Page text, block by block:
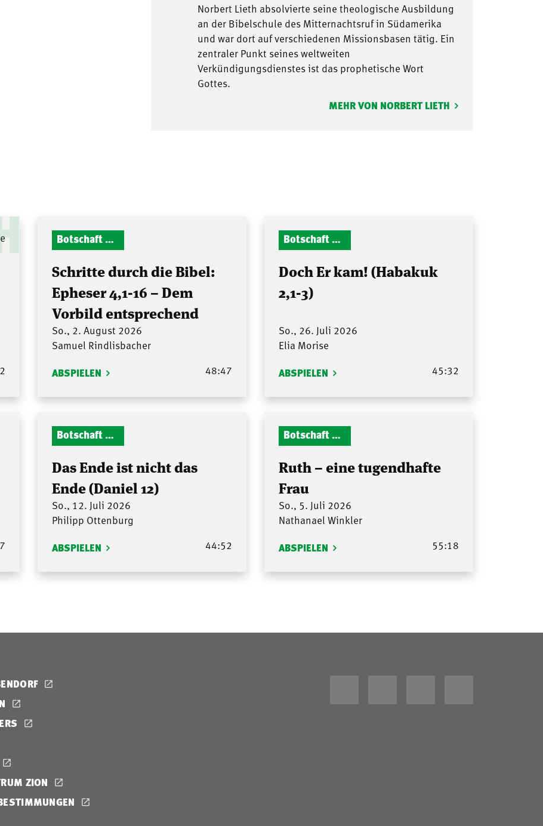
Norbert Lieth absolvierte seine theologische Ausbildung
an der Bibelschule des Mitternachtsruf in Südamerika
und war dort auf verschiedenen Missionsbasen tätig. Ein
zentraler Punkt seines weltweiten
Verkündigungsdienstes ist das prophetische Wort
Gottes.
MEHR VON NORBERT LIETH
Botschaft Zionshalle
Schritte durch die Bibel:
Epheser 4,1-16 – Dem
Vorbild entsprechend
So., 2. August 2026
Samuel Rindlisbacher
ABSPIELEN 48:47
Botschaft Zionshalle
Doch Er kam! (Habakuk
2,1-3)
So., 26. Juli 2026
Elia Morise
ABSPIELEN 45:32
Botschaft Zionshalle
Das Ende ist nicht das
Ende (Daniel 12)
So., 12. Juli 2026
Philipp Ottenburg
ABSPIELEN 44:52
Botschaft Zionshalle
Ruth – eine tugendhafte
Frau
So., 5. Juli 2026
Nathanael Winkler
ABSPIELEN 55:18
ZION